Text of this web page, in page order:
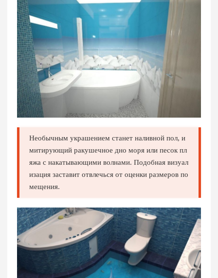
Необычным украшением станет наливной пол, и
митирующий ракушечное дно моря или песок пл
яжа с накатывающими волнами. Подобная визуал
изация заставит отвлечься от оценки размеров по
мещения.